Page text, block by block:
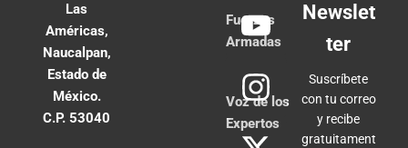
Las
Américas,
Naucalpan,
Estado de
México.
C.P. 53040
Fuerzas
Armadas
Voz de los
Expertos
Newslet
ter
Suscríbete
con tu correo
y recibe
gratuitament